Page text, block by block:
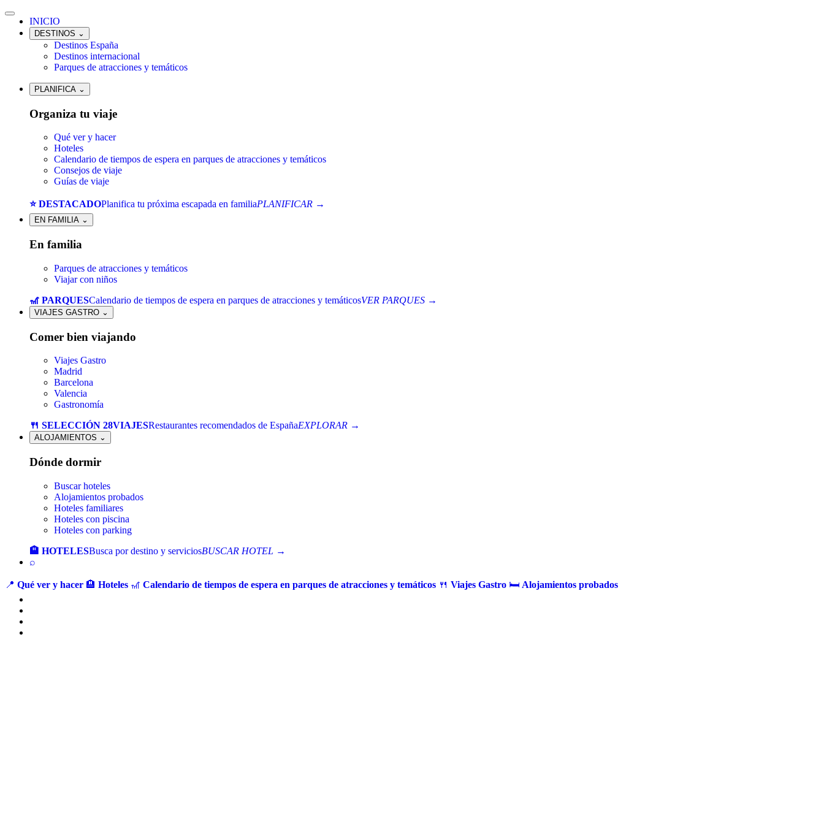
INICIO
DESTINOS ⌄
Destinos España
Destinos internacional
Parques de atracciones y temáticos
PLANIFICA ⌄
Organiza tu viaje
Qué ver y hacer
Hoteles
Calendario de tiempos de espera en parques de atracciones y temáticos
Consejos de viaje
Guías de viaje
⭐ DESTACADOPlanifica tu próxima escapada en familiaPLANIFICAR →
EN FAMILIA ⌄
En familia
Parques de atracciones y temáticos
Viajar con niños
🎢 PARQUESCalendario de tiempos de espera en parques de atracciones y temáticosVER PARQUES →
VIAJES GASTRO ⌄
Comer bien viajando
Viajes Gastro
Madrid
Barcelona
Valencia
Gastronomía
🍴 SELECCIÓN 28VIAJESRestaurantes recomendados de EspañaEXPLORAR →
ALOJAMIENTOS ⌄
Dónde dormir
Buscar hoteles
Alojamientos probados
Hoteles familiares
Hoteles con piscina
Hoteles con parking
🏨 HOTELESBusca por destino y serviciosBUSCAR HOTEL →
⌕
📍 Qué ver y hacer 🏨 Hoteles 🎢 Calendario de tiempos de espera en parques de atracciones y temáticos 🍴 Viajes Gastro 🛏️ Alojamientos probados
contenido